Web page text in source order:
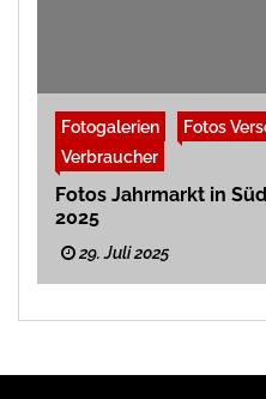
Fotogalerien Fotos
Verbraucher
Fotos Jahrmarkt in
2025
29. Juli 2025